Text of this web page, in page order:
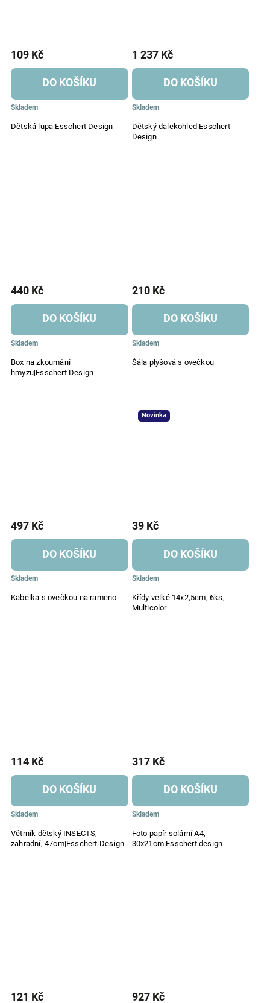
Dětská lupa|Esschert Design
Skladem
109 Kč
DO KOŠÍKU
Dětský dalekohled|Esschert
Design
Skladem
1 237 Kč
DO KOŠÍKU
Box na zkoumání
hmyzu|Esschert Design
Skladem
440 Kč
DO KOŠÍKU
Šála plyšová s ovečkou
Skladem
210 Kč
DO KOŠÍKU
Kabelka s ovečkou na rameno
Skladem
497 Kč
DO KOŠÍKU
Novinka
Křídy velké 14x2,5cm, 6ks,
Multicolor
Skladem
39 Kč
DO KOŠÍKU
Větrník dětský INSECTS,
zahradní, 47cm|Esschert Design
Skladem
114 Kč
DO KOŠÍKU
Foto papír solární A4,
30x21cm|Esschert design
Skladem
317 Kč
DO KOŠÍKU
121 Kč 927 Kč